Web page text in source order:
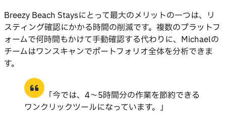
Breezy Beach Staysにとって最大のメリットの一つは、リ
スティング確認にかかる時間の削減です。複数のプラットフ
ォームで何時間もかけて手動確認する代わりに、Michaelの
チームはワンスキャンでポートフォリオ全体を分析できま
す。
「今では、4〜5時間分の作業を節約できる
ワンクリックツールになっています。」